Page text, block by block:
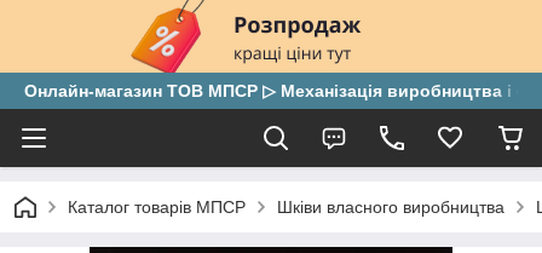
Онлайн-магазин ТОВ МПСР ▷ Механізація виробництва і
Каталог товарів МПСР Шківи власного виробництва